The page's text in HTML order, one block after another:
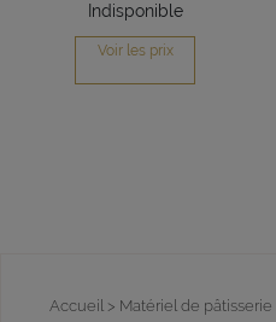
Indisponible
Voir les prix
Accueil > Matériel de pâtisserie